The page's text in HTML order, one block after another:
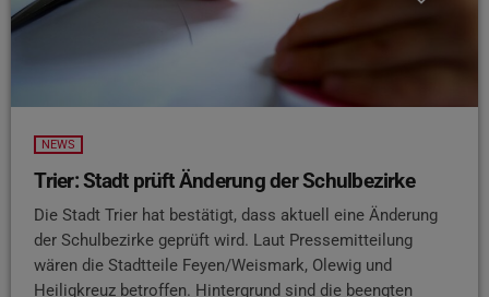
NEWS
Trier: Stadt prüft Änderung der Schulbezirke
Die Stadt Trier hat bestätigt, dass aktuell eine Änderung
der Schulbezirke geprüft wird. Laut Pressemitteilung
wären die Stadtteile Feyen/Weismark, Olewig und
Heiligkreuz betroffen. Hintergrund sind die beengten